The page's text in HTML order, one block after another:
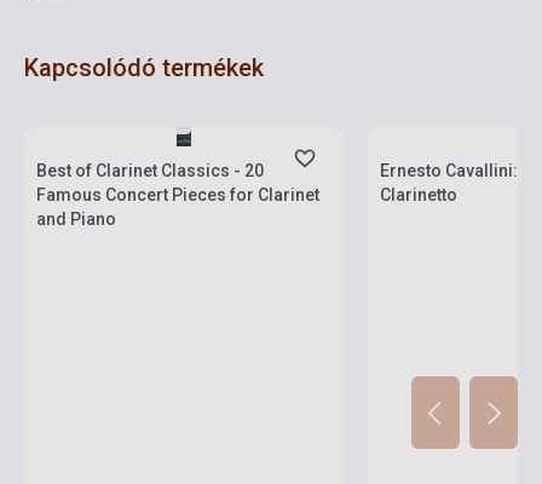
Kapcsolódó termékek
Best of Clarinet Classics - 20
Famous Concert Pieces for Clarinet
and Piano
Ernesto Cavallini:
Clarinetto